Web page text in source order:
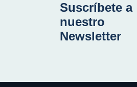
Suscríbete a
nuestro
Newsletter